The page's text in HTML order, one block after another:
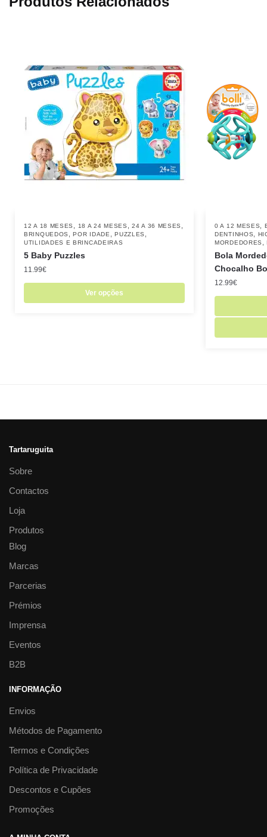
12 A 18 MESES 18 A 24 MESES ,24 A 36 MESES
BRINQUEDOS ,POR IDADE ,PUZZLES
UTILIDADES E BRINCADEIRAS
5 Baby Puzzles
11.99€
Ver opções
0 A 12 MESES
DENTINHOS
MORDEDORES
,
Bola
Chocalho
12.99€
Tartaruguita
Sobre
Contactos
Loja
Produtos
Blog
Marcas
Parcerias
Prémios
Imprensa
Eventos
B2B
INFORMAÇÃO
Envios
Métodos de Pagamento
Termos e Condições
Política de Privacidade
Descontos e Cupões
Promoções